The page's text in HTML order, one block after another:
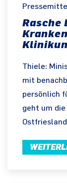
Rasche
Thiele:
mit
persönlich
geht um die